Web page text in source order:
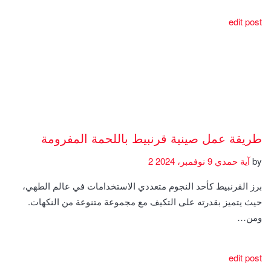
edit post
طريقة عمل صينية قرنبيط باللحمة المفرومة
byآية حمدي
برز القرنبيط كأحد النجوم متعددي الاستخدامات في عالم الطهي،
حيث يتميز بقدرته على التكيف مع مجموعة متنوعة من النكهات.
ومن…
edit post